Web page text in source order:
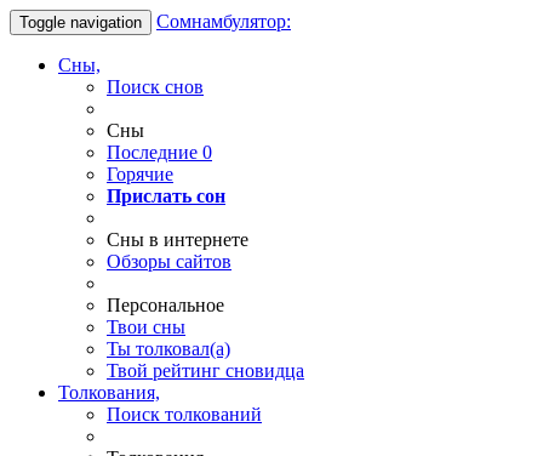
Toggle navigation Сомнамбулятор:
Сны,
Поиск снов
Сны
Последние 0
Горячие
Прислать сон
Сны в интернете
Обзоры сайтов
Персональное
Твои сны
Ты толковал(а)
Твой рейтинг сновидца
Толкования,
Поиск толкований